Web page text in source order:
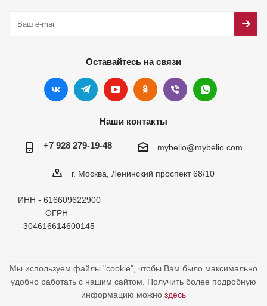
Оставайтесь на связи
Наши контакты
+7 928 279-19-48 mybelio@mybelio.com
г. Москва, Ленинский проспект 68/10
ИНН - 616609622900
ОГРН -
304616614600145
Мы используем файлы "cookie", чтобы Вам было максимально
удобно работать с нашим сайтом. Получить более подробную
информацию можно здесь